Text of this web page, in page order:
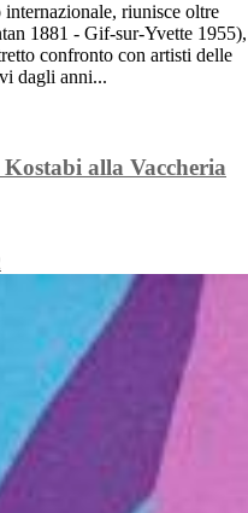
riunisce oltre
1881 - Gif-sur-Yvette 1955),
confronto con artisti delle
dagli anni...
alla Vaccheria